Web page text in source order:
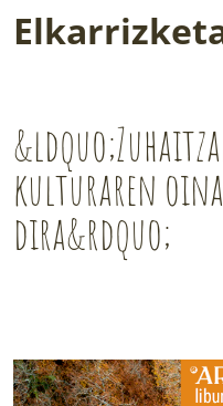
kulturaren
dira&rdquo;